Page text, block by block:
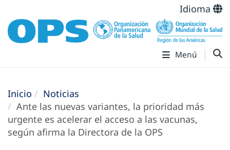
Idioma
Menú
Inicio
Noticias
Ante las nuevas variantes, la prioridad más
urgente es acelerar el acceso a las vacunas,
según afirma la Directora de la OPS